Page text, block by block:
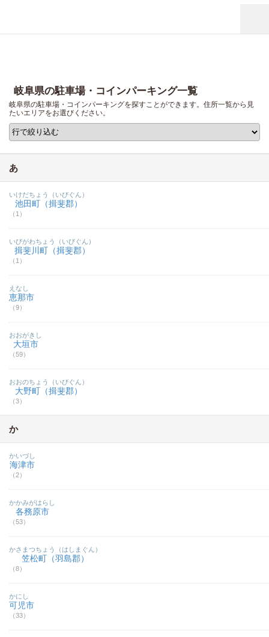
岐阜県の駐車場・コインパーキング一覧
岐阜県の駐車場・コインパーキングを探すことができます。住所一覧から見
たいエリアをお選びください。
あ
池田町（揖斐郡）
（1）
いけだちょう（いびぐん）
揖斐川町（揖斐郡）
（1）
いびがわちょう（いびぐん）
恵那市
（9）
えなし
大垣市
（59）
おおがきし
大野町（揖斐郡）
（3）
おおのちょう（いびぐん）
か
海津市
（2）
かいづし
各務原市
（53）
かかみがはらし
笠松町（羽島郡）
（8）
かさまつちょう（はしまぐん）
可児市
（33）
かにし